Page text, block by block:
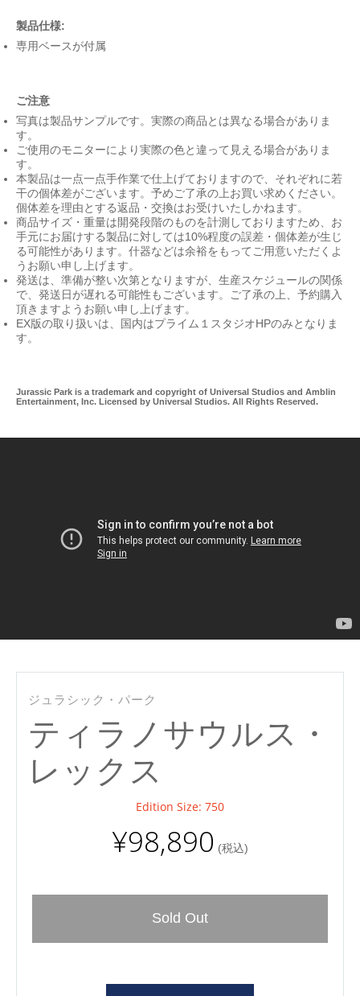
製品仕様:
専用ベースが付属
ご注意
写真は製品サンプルです。実際の商品とは異なる場合がありま
す。
ご使用のモニターにより実際の色と違って見える場合がありま
す。
本製品は一点一点手作業で仕上げておりますので、それぞれに若
干の個体差がございます。予めご了承の上お買い求めください。
個体差を理由とする返品・交換はお受けいたしかねます。
商品サイズ・重量は開発段階のものを計測しておりますため、お
手元にお届けする製品に対しては10%程度の誤差・個体差が生じ
る可能性があります。什器などは余裕をもってご用意いただくよ
うお願い申し上げます。
発送は、準備が整い次第となりますが、生産スケジュールの関係
で、発送日が遅れる可能性もございます。ご了承の上、予約購入
頂きますようお願い申し上げます。
EX版の取り扱いは、国内はプライム１スタジオHPのみとなりま
す。
Jurassic Park is a trademark and copyright of Universal Studios and Amblin
Entertainment, Inc. Licensed by Universal Studios. All Rights Reserved.
ジュラシック・パーク
ティラノサウルス・
レックス
Edition Size: 750
¥98,890 (税込)
Sold Out